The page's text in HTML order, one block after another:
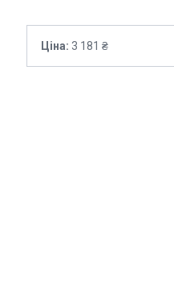
Ціна: 3 181 ₴